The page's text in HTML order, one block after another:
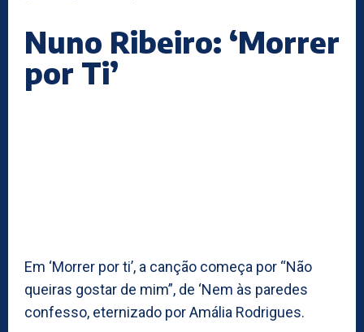
Nuno Ribeiro: ‘Morrer
por Ti’
Em ‘Morrer por ti’, a canção começa por “Não
queiras gostar de mim”, de ‘Nem às paredes
confesso, eternizado por Amália Rodrigues.